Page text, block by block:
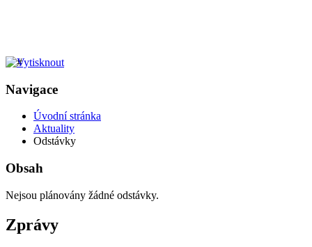
Navigace
Úvodní stránka
Aktuality
Odstávky
Obsah
Nejsou plánovány žádné odstávky.
Zprávy